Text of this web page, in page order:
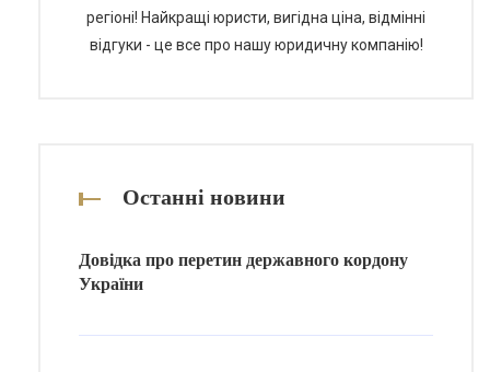
регіоні! Найкращі юристи, вигідна ціна, відмінні
відгуки - це все про нашу юридичну компанію!
Останні новини
Довідка про перетин державного кордону
України